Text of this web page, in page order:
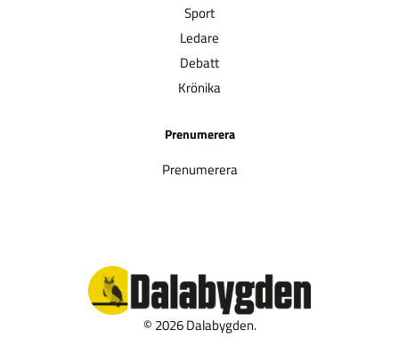
Sport
Ledare
Debatt
Krönika
Prenumerera
Prenumerera
© 2026 Dalabygden.